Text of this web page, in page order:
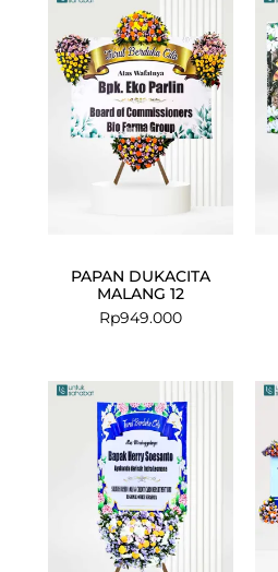
PAPAN DUKACITA
MALANG 12
Rp949.000